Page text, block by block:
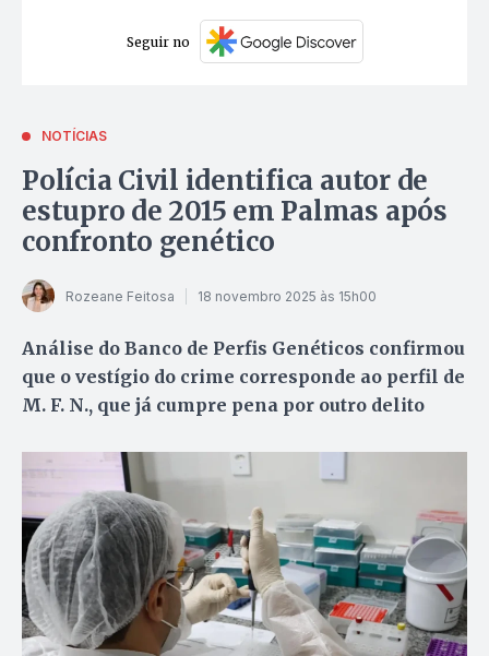
Seguir no
NOTÍCIAS
Polícia Civil identifica autor de
estupro de 2015 em Palmas após
confronto genético
Rozeane Feitosa 18 novembro 2025 às 15h00
Análise do Banco de Perfis Genéticos confirmou
que o vestígio do crime corresponde ao perfil de
M. F. N., que já cumpre pena por outro delito